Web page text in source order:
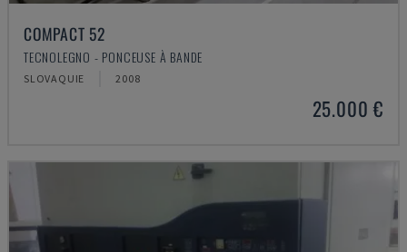
COMPACT 52
TECNOLEGNO - PONCEUSE À BANDE
SLOVAQUIE 2008
25.000 €